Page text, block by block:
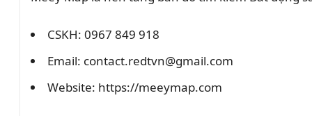
CSKH: 0967 849 918
Email: contact.redtvn@gmail.com
Website: https://meeymap.com